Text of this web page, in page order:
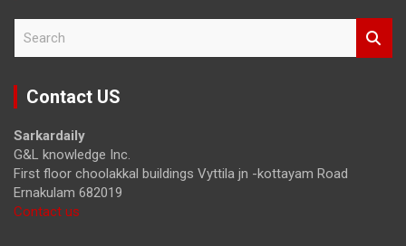
r
Contact US
Sarkardaily
G&L knowledge Inc.
First floor choolakkal buildings Vyttila jn -kottayam Road
Ernakulam 682019
Contact us